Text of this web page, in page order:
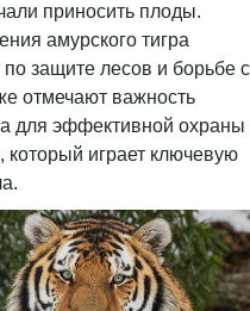
приносить плоды.
амурского тигра
защите лесов и борьбе с
отмечают важность
для эффективной охраны
который играет ключевую